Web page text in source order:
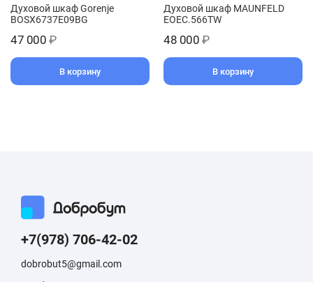
Духовой шкаф Gorenje
BOSX6737E09BG
47 000 ₽
В корзину
Духовой шкаф MAUNFELD
EOEC.566TW
48 000 ₽
В корзину
+7(978) 706-42-02
dobrobut5@gmail.com